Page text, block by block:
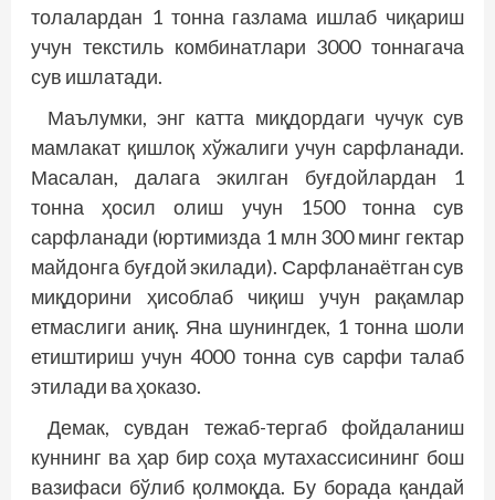
толалардан 1 тонна газлама ишлаб чиқариш
учун текстиль комбинатлари 3000 тоннагача
сув ишлатади.
Маълумки, энг катта миқдордаги чучук сув
мамлакат қишлоқ хўжалиги учун сарфланади.
Масалан, далага экилган буғдойлардан 1
тонна ҳосил олиш учун 1500 тонна сув
сарфланади (юртимизда 1 млн 300 минг гектар
майдонга буғдой экилади). Сарфланаётган сув
миқдорини ҳисоблаб чиқиш учун рақамлар
етмаслиги аниқ. Яна шунингдек, 1 тонна шоли
етиштириш учун 4000 тонна сув сарфи талаб
этилади ва ҳоказо.
Демак, сувдан тежаб-тергаб фойдаланиш
куннинг ва ҳар бир соҳа мутахассисининг бош
вазифаси бўлиб қолмоқда. Бу борада қандай